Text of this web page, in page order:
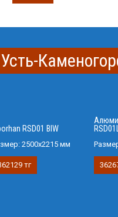
RSD01 BIW
2500х2215 мм
тг